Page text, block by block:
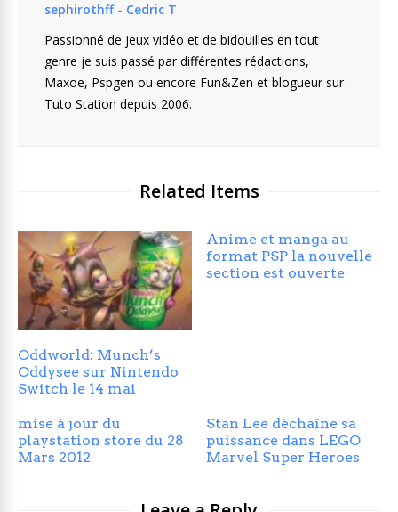
sephirothff - Cedric T
Passionné de jeux vidéo et de bidouilles en tout
genre je suis passé par différentes rédactions,
Maxoe, Pspgen ou encore Fun&Zen et blogueur sur
Tuto Station depuis 2006.
Related Items
Oddworld: Munch’s
Oddysee sur Nintendo
Switch le 14 mai
Anime et manga au
format PSP la nouvelle
section est ouverte
mise à jour du
playstation store du 28
Mars 2012
Stan Lee déchaîne sa
puissance dans LEGO
Marvel Super Heroes